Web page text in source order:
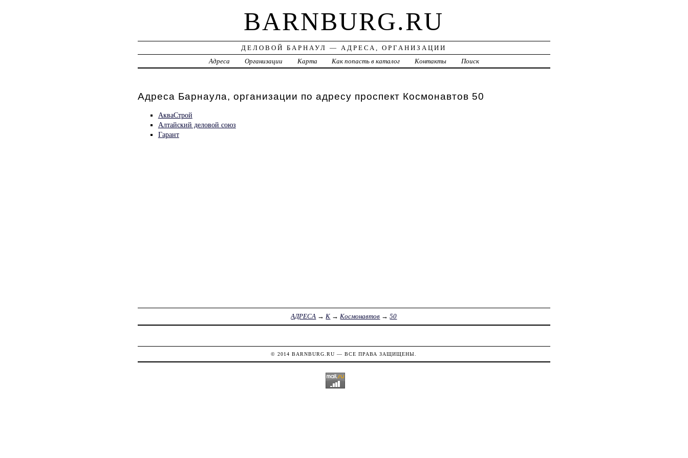
BARNBURG.RU
ДЕЛОВОЙ БАРНАУЛ — АДРЕСА, ОРГАНИЗАЦИИ
Адреса
Организации Карта Как попасть в каталог Контакты Поиск
Адреса Барнаула, организации по адресу проспект Космонавтов 50
АкваСтрой
Алтайский деловой союз
Гарант
АДРЕСА →К →Космонавтов →50
© 2014BARNBURG.RU — ВСЕ ПРАВА ЗАЩИЩЕНЫ.